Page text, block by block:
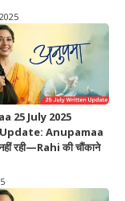
25 July 2025
Anupamaa
रही—Rahi की चौंकाने